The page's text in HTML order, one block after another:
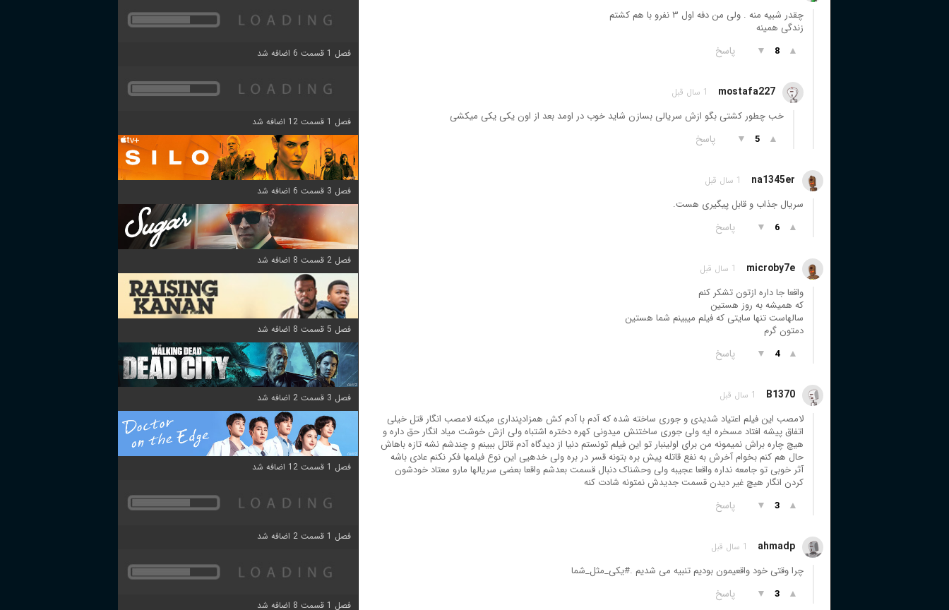
چقدر شبیه منه . ولی من دفه اول ۳ نفرو با هم کشتم
زندگی همینه
▲
8
▼ پاسخ
mostafa227 1 سال قبل
خب چطور کشتی بگو ازش سریالی بسازن شاید خوب در اومد بعد از اون یکی یکی میکشی
▲
5
▼ پاسخ
na1345er 1 سال قبل
سریال جذاب و قابل پیگیری هست.
▲
6
▼ پاسخ
microby7e 1 سال قبل
واقعا جا داره ازتون تشکر کنم
که همیشه به روز هستین
سالهاست تنها سایتی که فیلم میبینم شما هستین
دمتون گرم
▲
4
▼ پاسخ
B1370 1 سال قبل
لامصب این فیلم اعتیاد شدیدی و جوری ساخته شده که آدم با آدم کش همزادپنداری میکنه لامصب انگار قتل خیلی
اتفاق پیشه افتاد مسخره ایه ولی جوری ساختنش میدونی کهره دختره اشتباه ولی ازش خوشت میاد انگار حق داره و
هیچ چاره براش نمیمونه من برای اولینبار تو این فیلم تونستم دنیا از دیدگاه آدم قاتل ببینم و چندشم نشه تازه باهاش
حال هم کنم بخوام آخرش به نفع قاتله پیش بره بتونه قسر در بره ولی خدهیی این نوع فیلمها فکر نکنم عادی باشه
آثر خوبی تو جامعه نداره واقعا عجیبه ولی وحشناک دنبال قسمت بعدشم واقعا بعضی سریالها مارو معتاد خودشون
کردن انگار هیچ غیر دیدن قسمت جدیدش نمتونه شادت کنه
▲
3
▼ پاسخ
ahmadp 1 سال قبل
چرا وقتی خود واقعیمون بودیم تنبیه می شدیم .#یکی_مثل_شما
▲
3
▼ پاسخ
فصل 1 قسمت 6 اضافه شد
فصل 1 قسمت 12 اضافه شد
فصل 3 قسمت 6 اضافه شد
فصل 2 قسمت 8 اضافه شد
فصل 5 قسمت 8 اضافه شد
فصل 3 قسمت 2 اضافه شد
فصل 1 قسمت 12 اضافه شد
فصل 1 قسمت 2 اضافه شد
فصل 1 قسمت 8 اضافه شد